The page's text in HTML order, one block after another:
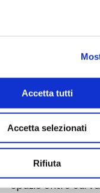
Accetta tutti
Accetta selezionati
Rifiuta
grafico ad opera
il file
il tuo file
Margine di
Spazio entro cui